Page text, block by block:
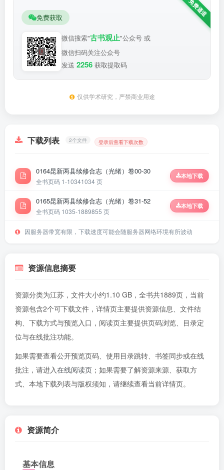
免费获取
微信搜索"古书观止"公众号 或
微信扫码关注公众号
发送 2256 获取提取码
仅供学术研究，严禁商业用途
下载列表 2个文件 登录后查看下载次数
0164昆新两县续修合志（光绪）卷00-30
全书页码 1-10341034 页
本地下载
0165昆新两县续修合志（光绪）卷31-52
全书页码 1035-1889855 页
本地下载
因服务器带宽有限，下载速度可能会随服务器网络环境有所波动
资源信息摘要
资源分类为江苏，文件大小约1.10 GB，全书共1889页，当前
资源包含2个可下载文件，详情页主要提供资源信息、文件结
构、下载方式与预览入口，阅读页主要提供页码浏览、目录定
位与在线批注功能。
如果需要查看公开预览页码、使用目录跳转、书签同步或在线
批注，请进入在线阅读页 ；如果需要了解资源来源、获取方
式、本地下载列表与版权须知，请继续查看当前详情页。
资源简介
基本信息